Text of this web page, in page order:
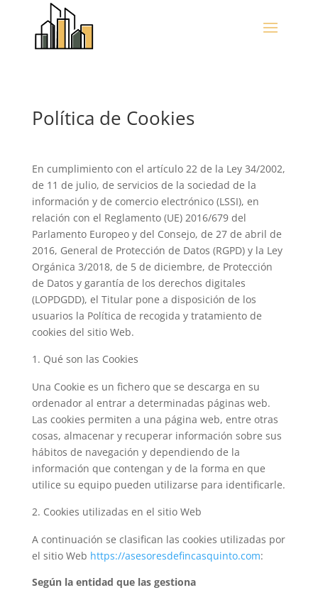
Política de Cookies
En cumplimiento con el artículo 22 de la Ley 34/2002,
de 11 de julio, de servicios de la sociedad de la
información y de comercio electrónico (LSSI), en
relación con el Reglamento (UE) 2016/679 del
Parlamento Europeo y del Consejo, de 27 de abril de
2016, General de Protección de Datos (RGPD) y la Ley
Orgánica 3/2018, de 5 de diciembre, de Protección
de Datos y garantía de los derechos digitales
(LOPDGDD), el Titular pone a disposición de los
usuarios la Política de recogida y tratamiento de
cookies del sitio Web.
Qué son las Cookies
Una Cookie es un fichero que se descarga en su
ordenador al entrar a determinadas páginas web.
Las cookies permiten a una página web, entre otras
cosas, almacenar y recuperar información sobre sus
hábitos de navegación y dependiendo de la
información que contengan y de la forma en que
utilice su equipo pueden utilizarse para identificarle.
Cookies utilizadas en el sitio Web
A continuación se clasifican las cookies utilizadas por
el sitio Web https://asesoresdefincasquinto.com:
Según la entidad que las gestiona